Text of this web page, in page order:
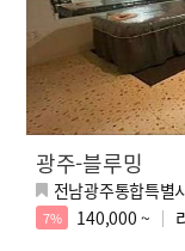
광주-블루밍
전남광주통합특별
7% 140,000 ~